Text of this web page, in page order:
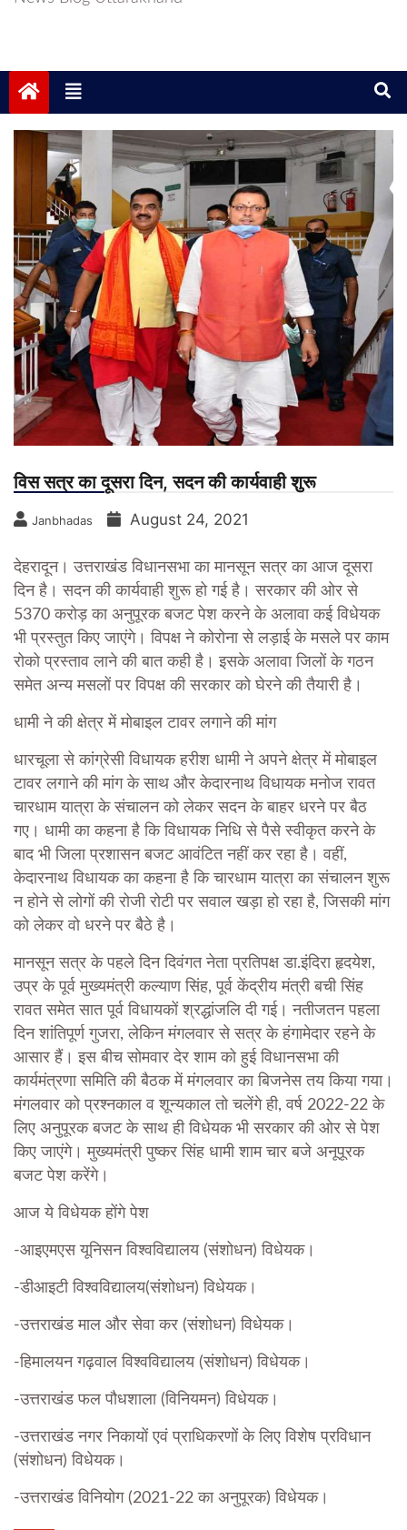
विस सत्र का दूसरा दिन, सदन की कार्यवाही शुरू
Janbhadas August 24, 2021
देहरादून। उत्तराखंड विधानसभा का मानसून सत्र का आज दूसरा
दिन है। सदन की कार्यवाही शुरू हो गई है। सरकार की ओर से
5370 करोड़ का अनुपूरक बजट पेश करने के अलावा कई विधेयक
भी प्रस्तुत किए जाएंगे। विपक्ष ने कोरोना से लड़ाई के मसले पर काम
रोको प्रस्ताव लाने की बात कही है। इसके अलावा जिलों के गठन
समेत अन्य मसलों पर विपक्ष की सरकार को घेरने की तैयारी है।
धामी ने की क्षेत्र में मोबाइल टावर लगाने की मांग
धारचूला से कांग्रेसी विधायक हरीश धामी ने अपने क्षेत्र में मोबाइल
टावर लगाने की मांग के साथ और केदारनाथ विधायक मनोज रावत
चारधाम यात्रा के संचालन को लेकर सदन के बाहर धरने पर बैठ
गए। धामी का कहना है कि विधायक निधि से पैसे स्वीकृत करने के
बाद भी जिला प्रशासन बजट आवंटित नहीं कर रहा है। वहीं,
केदारनाथ विधायक का कहना है कि चारधाम यात्रा का संचालन शुरू
न होने से लोगों की रोजी रोटी पर सवाल खड़ा हो रहा है, जिसकी मांग
को लेकर वो धरने पर बैठे है।
मानसून सत्र के पहले दिन दिवंगत नेता प्रतिपक्ष डा.इंदिरा हृदयेश,
उप्र के पूर्व मुख्यमंत्री कल्याण सिंह, पूर्व केंद्रीय मंत्री बची सिंह
रावत समेत सात पूर्व विधायकों श्रद्धांजलि दी गई। नतीजतन पहला
दिन शांतिपूर्ण गुजरा, लेकिन मंगलवार से सत्र के हंगामेदार रहने के
आसार हैं। इस बीच सोमवार देर शाम को हुई विधानसभा की
कार्यमंत्रणा समिति की बैठक में मंगलवार का बिजनेस तय किया गया।
मंगलवार को प्रश्नकाल व शून्यकाल तो चलेंगे ही, वर्ष 2022-22 के
लिए अनुपूरक बजट के साथ ही विधेयक भी सरकार की ओर से पेश
किए जाएंगे। मुख्यमंत्री पुष्कर सिंह धामी शाम चार बजे अनूपूरक
बजट पेश करेंगे।
आज ये विधेयक होंगे पेश
-आइएमएस यूनिसन विश्वविद्यालय (संशोधन) विधेयक।
-डीआइटी विश्वविद्यालय(संशोधन) विधेयक।
-उत्तराखंड माल और सेवा कर (संशोधन) विधेयक।
-हिमालयन गढ़वाल विश्वविद्यालय (संशोधन) विधेयक।
-उत्तराखंड फल पौधशाला (विनियमन) विधेयक।
-उत्तराखंड नगर निकायों एवं प्राधिकरणों के लिए विशेष प्रविधान
(संशोधन) विधेयक।
-उत्तराखंड विनियोग (2021-22 का अनुपूरक) विधेयक।